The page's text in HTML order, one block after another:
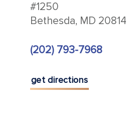
#1250
Bethesda, MD 20814
(202) 793-7968
get directions